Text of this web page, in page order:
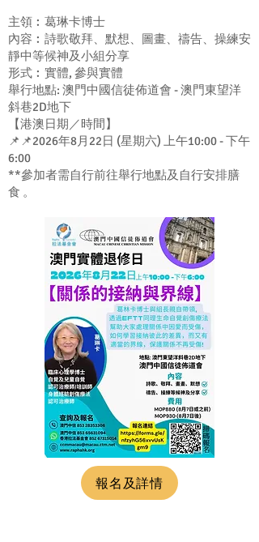
主領︰葛琳卡博士
內容︰詩歌敬拜、默想、圖畫、禱告、操練安
靜中等候神及小組分享
形式︰實體, 參與實體
舉行地點: 澳門中國信徒佈道會 - 澳門東望洋
斜巷2D地下
【港澳日期／時間】
📌📌2026年8月22日 (星期六) 上午10:00 - 下午
6:00
**參加者需自行前往舉行地點及自行安排膳
食 。
報名及詳情